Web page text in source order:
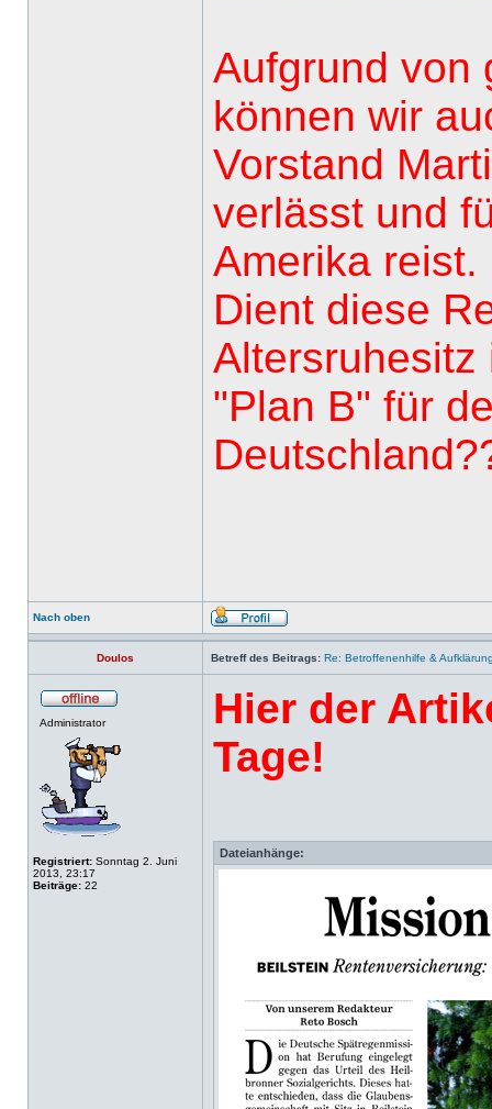
Aufgrund von
können wir
Vorstand
verlässt und
Amerika reist.
Dient diese
Altersruhesitz
"Plan B" für
Nach oben
Doulos Betreff des Beitrags: Re: Betroffenenhilfe &
Administrator
Registriert: Sonntag 2. Juni
2013, 23:17
Beiträge: 22
Hier der
Tage!
Dateianhänge: